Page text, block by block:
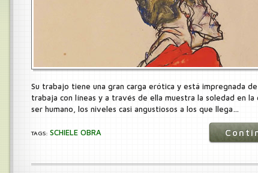
Su trabajo tiene una gran carga erótica y está impregnada
trabaja con líneas y a través de ella muestra la soledad en la
ser humano, los niveles casi angustiosos a los que llega…
TAGS: SCHIELE OBRA